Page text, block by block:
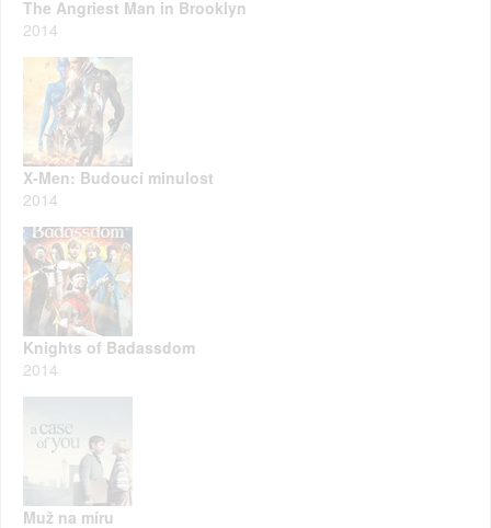
The Angriest Man in Brooklyn
2014
X-Men: Budoucí minulost
2014
Knights of Badassdom
2014
Muž na míru